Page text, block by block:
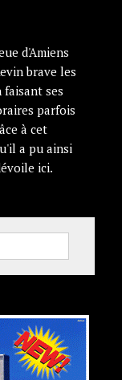
d'Amiens
brave les
faisant ses
parfois
à cet
a pu ainsi
ici.